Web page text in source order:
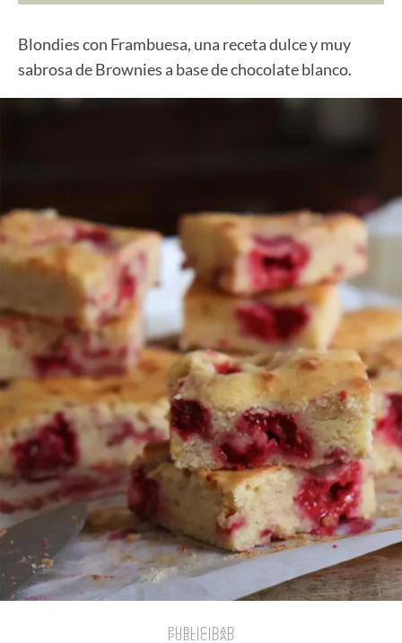
Blondies con Frambuesa, una receta dulce y muy
sabrosa de Brownies a base de chocolate blanco.
PUBLICIDAD
PUBLICIDAD